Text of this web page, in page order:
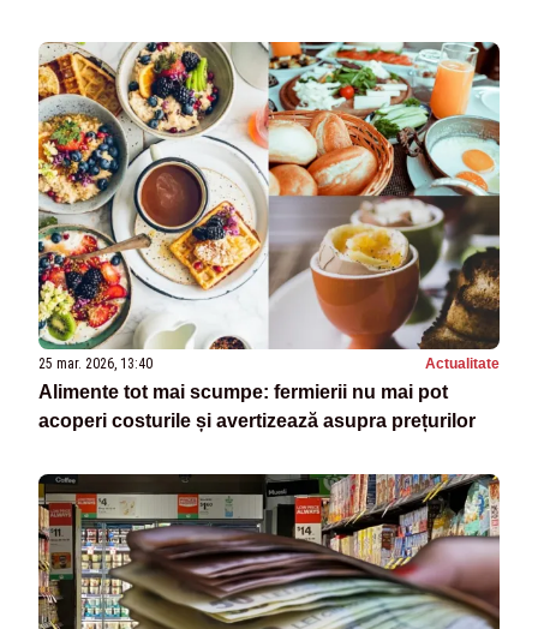
25 mar. 2026, 13:40 Actualitate
Alimente tot mai scumpe: fermierii nu mai pot
acoperi costurile și avertizează asupra prețurilor